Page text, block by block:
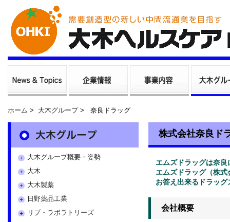
ホーム > 大木グループ > 奈良ドラッグ
大木グループ概要・姿勢
大木
大木製薬
日野薬品工業
リブ・ラボラトリーズ
株式会社奈良ド
エムズドラッグは奈
エムズドラッグ（株
お答え出来るドラッ
会社概要